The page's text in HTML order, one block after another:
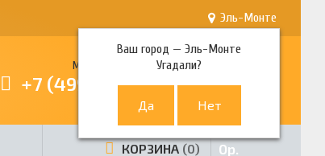
Эль-Монте
Ваш город —Эль-Монте
Угадали?
Многоканальный телефон
+7 (499) 380-80-80
КОРЗИНА 0 0р.